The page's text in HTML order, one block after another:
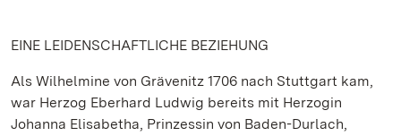
EINE LEIDENSCHAFTLICHE BEZIEHUNG
Als Wilhelmine von Grävenitz 1706 nach Stuttgart kam,
war Herzog Eberhard Ludwig bereits mit Herzogin
Johanna Elisabetha, Prinzessin von Baden-Durlach,